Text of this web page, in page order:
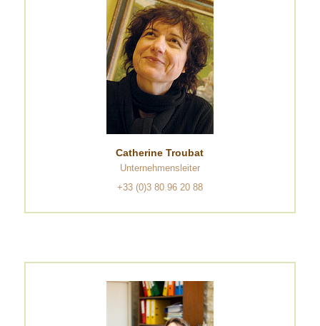
Catherine Troubat
Unternehmensleiter
+33 (0)3 80 96 20 88